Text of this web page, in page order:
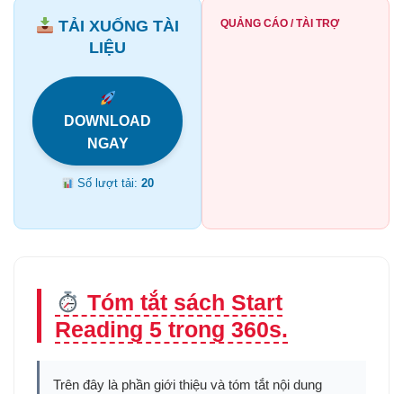
TẢI XUỐNG TÀI
LIỆU
DOWNLOAD
NGAY
Số lượt tải:20
QUẢNG CÁO / TÀI TRỢ
Tóm tắt sách Start
Reading 5 trong 360s.
Trên đây là phần giới thiệu và tóm tắt nội dung